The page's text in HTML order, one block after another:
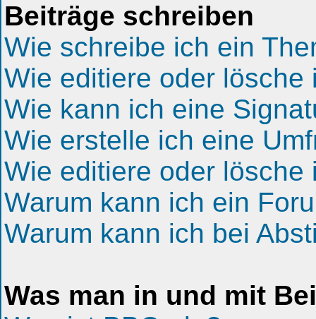
Beiträge schreiben
Wie schreibe ich ein
Wie editiere oder lösche
Wie kann ich eine
Wie erstelle ich eine
Wie editiere oder lösche
Warum kann ich ein
Warum kann ich bei
Was man in und mit